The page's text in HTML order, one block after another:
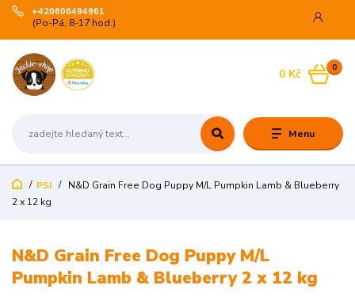
Menu
+420606494961
(Po-Pá, 8-17 hod.)
0
0 Kč
PSI
N&D Grain Free Dog Puppy M/L Pumpkin Lamb & Blueberry
2 x 12 kg
N&D Grain Free Dog Puppy M/L
Pumpkin Lamb & Blueberry 2 x 12 kg